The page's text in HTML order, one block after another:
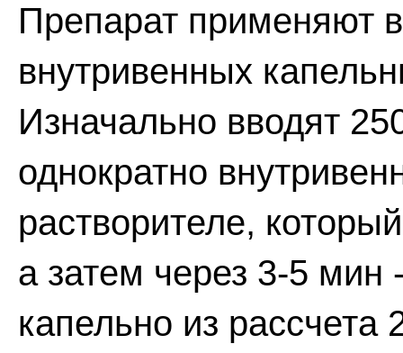
Препарат применяют
внутривенных
Изначально вводят
однократно
растворителе,
а затем через 3-5 мин
капельно из